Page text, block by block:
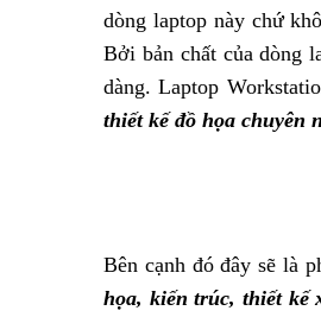
dòng laptop này chứ
Bởi bản chất của dòng
dàng. Laptop
thiết kế đồ họa chuyên
Bên cạnh đó đây sẽ là
họa, kiến trúc, thiết kế